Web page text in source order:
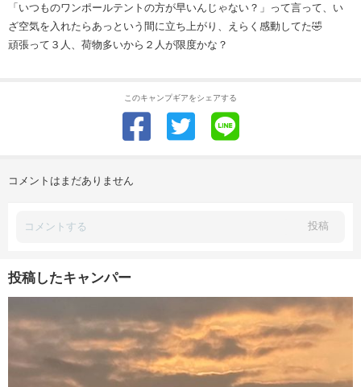
「いつものワンポールテントの方が早いんじゃない？」って言って、い
ざ空気を入れたらあっという間に立ち上がり、えらく感動してた🤣
頑張って３人、荷物多いから２人が限度かな？
このキャンプギアをシェアする
コメントはまだありません
投稿
投稿したキャンパー